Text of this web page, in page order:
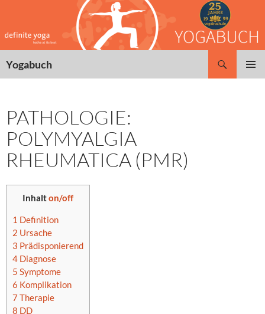
springen
Yogabuch
PATHOLOGIE:
POLYMYALGIA
RHEUMATICA (PMR)
Inhalton/off
1 Definition
2 Ursache
3 Prädisponierend
4 Diagnose
5 Symptome
6 Komplikation
7Therapie
8 DD